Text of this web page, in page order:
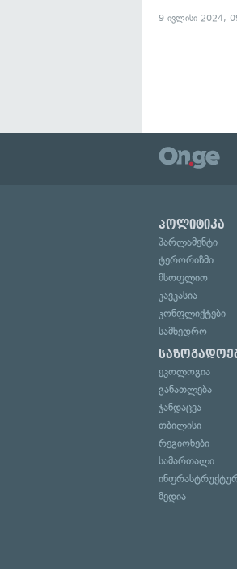
9 ივლისი 2024,
პოლიტიკა
პარლამენტი
ტერორიზმი
მსოფლიო
კავკასია
კონფლიქტები
სამხედრო
ეკოლოგია
განათლება
ჯანდაცვა
თბილისი
რეგიონები
სამართალი
მედია